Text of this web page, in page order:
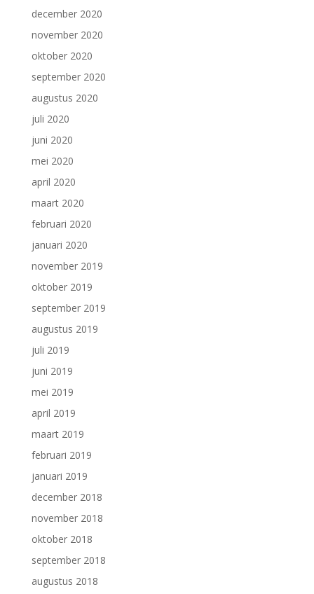
december 2020
november 2020
oktober 2020
september 2020
augustus 2020
juli 2020
juni 2020
mei 2020
april 2020
maart 2020
februari 2020
januari 2020
november 2019
oktober 2019
september 2019
augustus 2019
juli 2019
juni 2019
mei 2019
april 2019
maart 2019
februari 2019
januari 2019
december 2018
november 2018
oktober 2018
september 2018
augustus 2018